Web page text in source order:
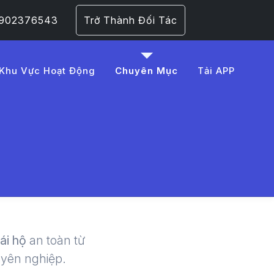
Trở Thành Đối Tác
Khu Vực Hoạt Động Chuyên Mục Tải APP
-
hộ an toàn từ
nghiệp.